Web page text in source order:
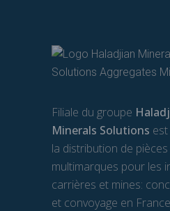
Filiale du groupe
Minerals Solutions
la distribution de
multimarques pour les
carrières et mines:
et convoyage en